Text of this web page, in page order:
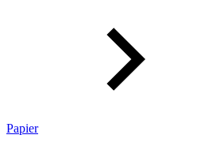
Papier